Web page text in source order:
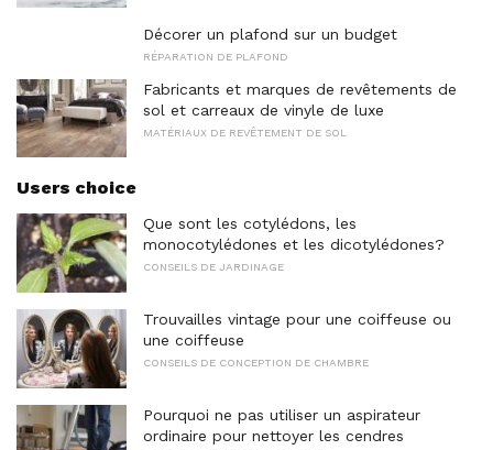
Décorer un plafond sur un budget
RÉPARATION DE PLAFOND
Fabricants et marques de revêtements de
sol et carreaux de vinyle de luxe
MATÉRIAUX DE REVÊTEMENT DE SOL
Users choice
Que sont les cotylédons, les
monocotylédones et les dicotylédones?
CONSEILS DE JARDINAGE
Trouvailles vintage pour une coiffeuse ou
une coiffeuse
CONSEILS DE CONCEPTION DE CHAMBRE
Pourquoi ne pas utiliser un aspirateur
ordinaire pour nettoyer les cendres